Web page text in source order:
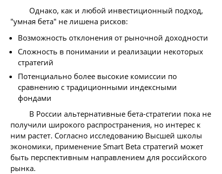
Однако, как и любой инвестиционный подход,
"умная бета" не лишена рисков:
Возможность отклонения от рыночной доходности
Сложность в понимании и реализации некоторых
стратегий
Потенциально более высокие комиссии по
сравнению с традиционными индексными
фондами
В России альтернативные бета-стратегии пока не
получили широкого распространения, но интерес к
ним растет. Согласно исследованию Высшей школы
экономики, применение Smart Beta стратегий может
быть перспективным направлением для российского
рынка.